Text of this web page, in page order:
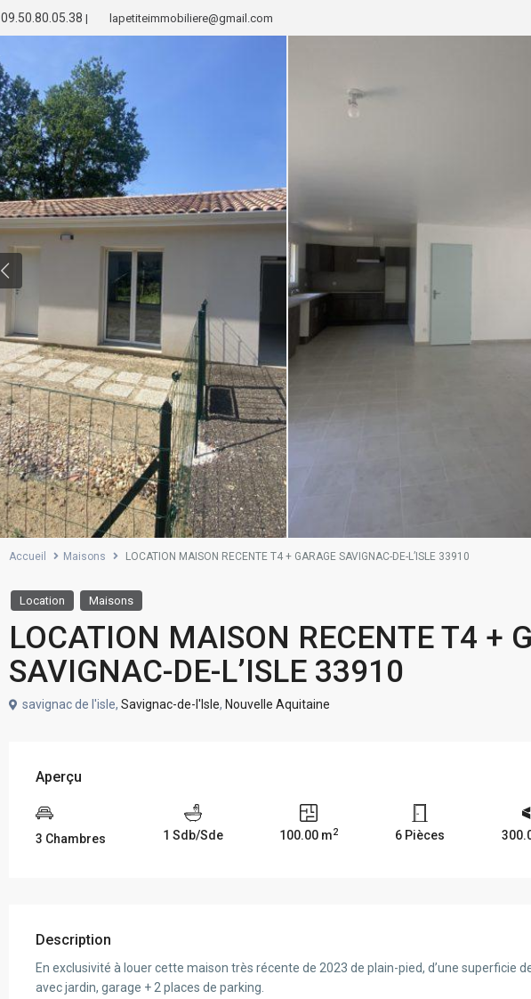
09.50.80.05.38 | lapetiteimmobiliere@gmail.com
Accueil Maisons LOCATION MAISON RECENTE T4 + GARAGE SAVIGNAC-DE-L’ISLE 33910
Location Maisons
LOCATION MAISON RECENTE T4 +
SAVIGNAC-DE-L’ISLE 33910
savignac de l'isle,Savignac-de-l'Isle, Nouvelle Aquitaine
Aperçu
3 Chambres 1 Sdb/Sde 100.00 m2 6 Pièces
Description
En exclusivité à louer cette maison très récente de 2023 de plain-pied, d’une superficie
avec jardin, garage + 2 places de parking.